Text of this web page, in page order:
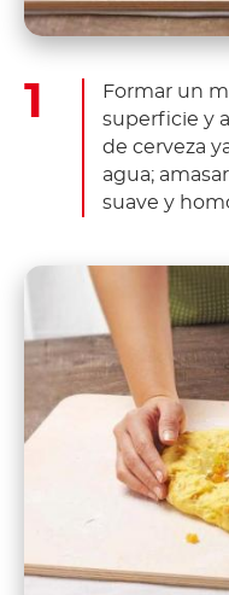
Formar un
superficie y
de cerveza
agua;
suave y